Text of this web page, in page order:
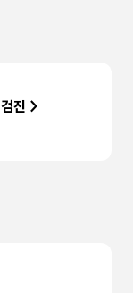
진 >